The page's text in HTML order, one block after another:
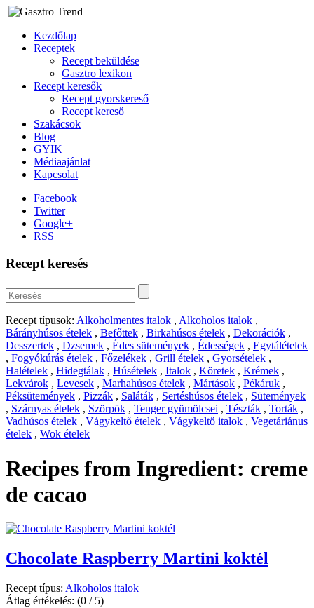
Kezdőlap
Receptek
Recept beküldése
Gasztro lexikon
Recept keresők
Recept gyorskereső
Recept kereső
Szakácsok
Blog
GYIK
Médiaajánlat
Kapcsolat
Facebook
Twitter
Google+
RSS
Recept keresés
Recept típusok: Alkoholmentes italok , Alkoholos italok ,
Bárányhúsos ételek , Befőttek , Birkahúsos ételek , Dekorációk ,
Desszertek , Dzsemek , Édes sütemények , Édességek , Egytálételek
, Fogyókúrás ételek , Főzelékek , Grill ételek , Gyorsételek ,
Halételek , Hidegtálak , Húsételek , Italok , Köretek , Krémek ,
Lekvárok , Levesek , Marhahúsos ételek , Mártások , Pékáruk ,
Péksütemények , Pizzák , Saláták , Sertéshúsos ételek , Sütemények
, Szárnyas ételek , Szörpök , Tenger gyümölcsei , Tészták , Torták ,
Vadhúsos ételek , Vágykeltő ételek , Vágykeltő italok , Vegetáriánus
ételek , Wok ételek
Recipes from Ingredient: creme
de cacao
Chocolate Raspberry Martini koktél
Recept típus: Alkoholos italok
Átlag értékelés: (0 / 5)